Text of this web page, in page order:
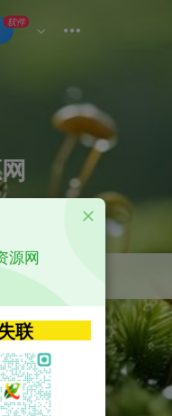
软件
平台
原神
源网
联